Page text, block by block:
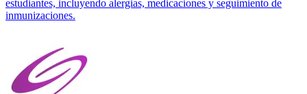
estudiantes, incluyendo alergias, medicaciones y seguimiento de
inmunizaciones.